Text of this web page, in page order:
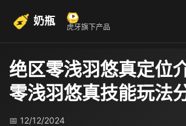
奶瓶 虎牙旗下产品
绝区零浅羽悠真定位
零浅羽悠真技能玩法
📅 12/12/2024